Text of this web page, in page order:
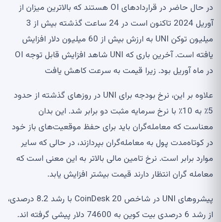
در حال حاضر در قراردادهای OI هستند که بالاترین میزان از
آوریل 2024 تاکنون است در 24 ساعت گذشته بیش از 3
میلیون توکن UNI به ارزش بیش از 60 میلیون دلار افزایش
یافته است. آخرین باری که UNI شاهد افزایش قابل توجه OI
ماه آوریل بود. زیرا قیمت به سرعت کاهش یافت
علاوه بر این، نرخ بودجه برای UNI در روزهای گذشته از حدود
5٪ به 10٪ با نرخ سرمایه مثبت دو برابر شد. این بدان
که معامله‌گران باید برای حفظ موقعیت‌های باز خود
کوتاه‌مدت پول به معامله‌گران بپردازند، در حالی که سایر
برابر است. نرخ تامین مالی بالاتر به این معنی است که
گران انتظار دارند قیمت بیشتر افزایش یابد.
پیشروهای UNI در شاخص CoinDesk 20 با رشد 8.2 درصدی،
از رشد 6 درصدی بیت کوین به 74600 دلار پیشی گرفته اند.